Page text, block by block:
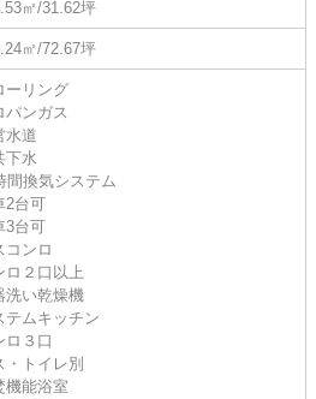
㎡/31.62坪
㎡/72.67坪
ーリング
パンガス
水道
下水
間換気システム
2台可
3台可
コンロ
ロ２口以上
洗い乾燥機
テムキッチン
ロ３口
・トイレ別
機能浴室